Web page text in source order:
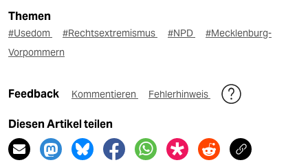
Themen
#Usedom #Rechtsextremismus #NPD
#Mecklenburg-
Vorpommern
Feedback Kommentieren Fehlerhinweis
Diesen Artikel teilen